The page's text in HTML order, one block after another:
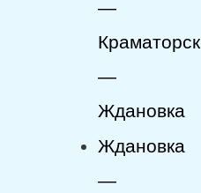
—
Краматорск
—
Ждановка
Ждановка
—